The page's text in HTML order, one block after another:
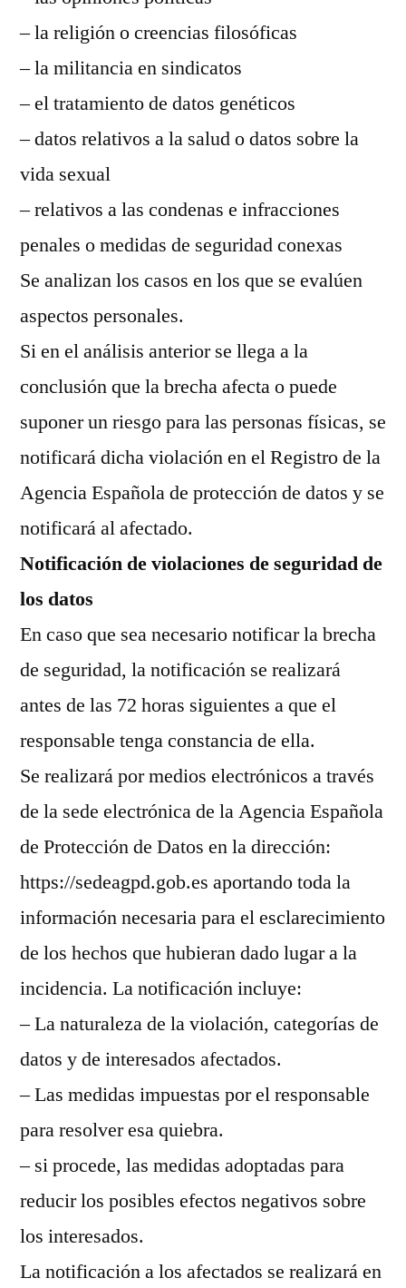
– la religión o creencias filosóficas
– la militancia en sindicatos
– el tratamiento de datos genéticos
– datos relativos a la salud o datos sobre la
vida sexual
– relativos a las condenas e infracciones
penales o medidas de seguridad conexas
Se analizan los casos en los que se evalúen
aspectos personales.
Si en el análisis anterior se llega a la
conclusión que la brecha afecta o puede
suponer un riesgo para las personas físicas, se
notificará dicha violación en el Registro de la
Agencia Española de protección de datos y se
notificará al afectado.
Notificación de violaciones de seguridad de
los datos
En caso que sea necesario notificar la brecha
de seguridad, la notificación se realizará
antes de las 72 horas siguientes a que el
responsable tenga constancia de ella.
Se realizará por medios electrónicos a través
de la sede electrónica de la Agencia Española
de Protección de Datos en la dirección:
https://sedeagpd.gob.es aportando toda la
información necesaria para el esclarecimiento
de los hechos que hubieran dado lugar a la
incidencia. La notificación incluye:
– La naturaleza de la violación, categorías de
datos y de interesados afectados.
– Las medidas impuestas por el responsable
para resolver esa quiebra.
– si procede, las medidas adoptadas para
reducir los posibles efectos negativos sobre
los interesados.
La notificación a los afectados se realizará en